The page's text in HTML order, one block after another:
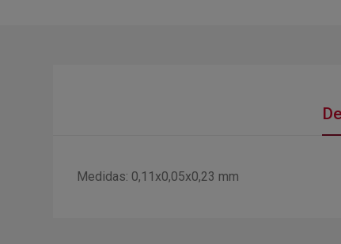
Medidas: 0,11x0,05x0,23 mm